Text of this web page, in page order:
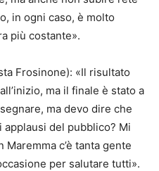
in ogni caso, è molto
più costante».
Frosinone): «Il risultato
ma il finale è stato a
ma devo dire che
applausi del pubblico? Mi
c’è tanta gente
per salutare tutti».